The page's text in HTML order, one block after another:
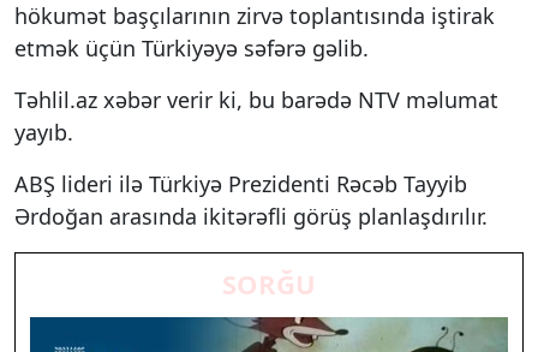
hökumət başçılarının zirvə toplantısında iştirak
etmək üçün Türkiyəyə səfərə gəlib.
Təhlil.az xəbər verir ki, bu barədə NTV məlumat
yayıb.
ABŞ lideri ilə Türkiyə Prezidenti Rəcəb Tayyib
Ərdoğan arasında ikitərəfli görüş planlaşdırılır.
SORĞU